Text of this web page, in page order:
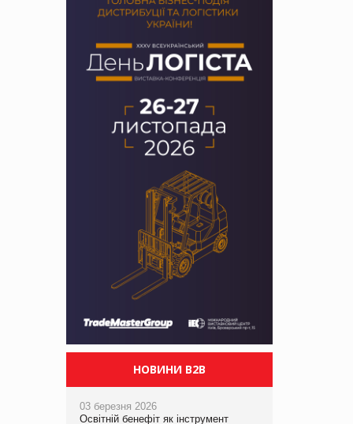
НОВИНИ B2B
03 березня 2026
Освітній бенефіт як інструмент